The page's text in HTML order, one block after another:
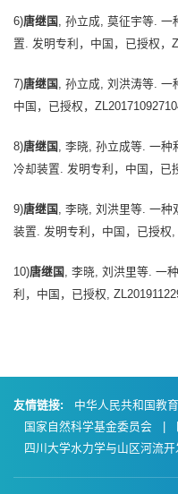
6)唐继国 , 孙立成, 莫征宇等.
置. 发明专利，中国，已授权，
7)唐继国 , 孙立成, 刘洪涛等. 一
中国，已授权，
8)唐继国 , 李晓, 孙立成等. 一
冷却装置. 发明专利，中国，已
9)唐继国 , 李晓, 刘洪里等. 一
装置. 发明专利，中国，已授权,
10)唐继国 , 李晓, 刘洪里等. 一
利，中国，已授权,
友情链接: 中华人民共和国教
国家自然科学基金委员会
|
四川大学水力学与山区河流